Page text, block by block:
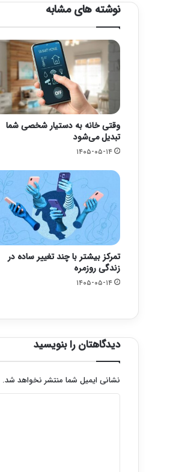
نوشته های مشابه
وقتی خانه به دستیار شخصی شما
تبدیل می‌شود
۱۴۰۵-۰۵-۱۴
تمرکز بیشتر با چند تغییر ساده در
زندگی روزمره
۱۴۰۵-۰۵-۱۴
دیدگاهتان را بنویسید
نشانی ایمیل شما منتشر نخواهد شد.